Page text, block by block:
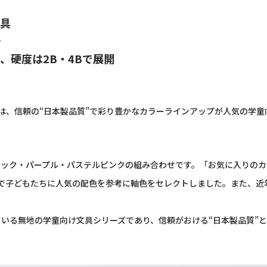
硬度は2B ・ 4Bで展開
頼の“日本製品質”で彩り豊かなカラーラインアップが人気の学童
ク・パープル・パステルピンクの組み合わせです。「お気に入りの
どもたちに人気の配色を参考に軸色をセレクトしました。また、
る無地の学童向け文具シリーズであり、信頼がおける“日本製品質